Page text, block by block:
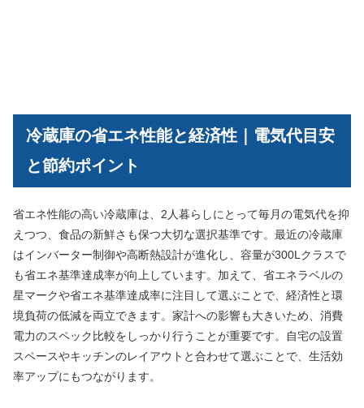
冷蔵庫の省エネ性能と経済性｜電気代目安
と節約ポイント
省エネ性能の高い冷蔵庫は、2人暮らしにとって毎月の電気代を抑
えつつ、食品の新鮮さも保つ大切な選択基準です。最近の冷蔵庫
はインバーター制御や高断熱設計が進化し、容量が300Lクラスで
も省エネ基準達成率が向上しています。加えて、省エネラベルの
星マークや省エネ基準達成率に注目して選ぶことで、経済性と環
境負荷の低減を両立できます。家計への影響も大きいため、消費
電力のスペック比較をしっかり行うことが重要です。自宅の設置
スペースやキッチンのレイアウトと合わせて選ぶことで、生活効
率アップにもつながります。